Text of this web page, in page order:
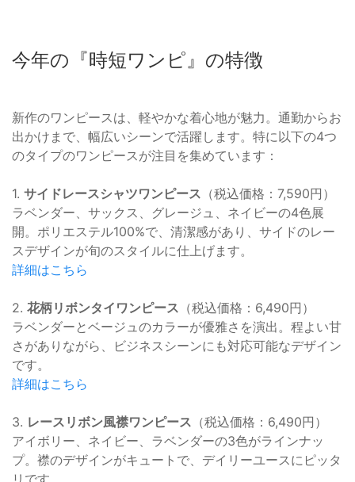
今年の『時短ワンピ』の特徴
新作のワンピースは、軽やかな着心地が魅力。通勤からお
出かけまで、幅広いシーンで活躍します。特に以下の4つ
のタイプのワンピースが注目を集めています：
1. サイドレースシャツワンピース （税込価格：7,590円）
ラベンダー、サックス、グレージュ、ネイビーの4色展
開。ポリエステル100%で、清潔感があり、サイドのレー
スデザインが旬のスタイルに仕上げます。
詳細はこちら
2. 花柄リボンタイワンピース （税込価格：6,490円）
ラベンダーとベージュのカラーが優雅さを演出。程よい甘
さがありながら、ビジネスシーンにも対応可能なデザイン
です。
詳細はこちら
3. レースリボン風襟ワンピース （税込価格：6,490円）
アイボリー、ネイビー、ラベンダーの3色がラインナッ
プ。襟のデザインがキュートで、デイリーユースにピッタ
リです。